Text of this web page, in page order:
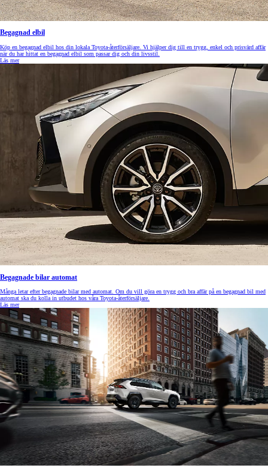
Begagnad elbil
Köp en begagnad elbil hos din lokala Toyota-återförsäljare. Vi hjälper dig till en trygg, enkel och prisvärd affär
när du har hittat en begagnad elbil som passar dig och din livsstil.
Läs mer
Begagnade bilar automat
Många letar efter begagnade bilar med automat. Om du vill göra en trygg och bra affär på en begagnad bil med
automat ska du kolla in utbudet hos våra Toyota-återförsäljare.
Läs mer